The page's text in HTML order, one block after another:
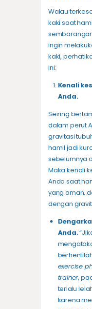
Walau
kaki saat
ingin
kaki,
ini:
Kenali
Anda.
Seiring
dalam perut
gravitasi
hamil jadi
sebelumnya
Maka kenali
Anda saat
yang aman,
dengan
Anda.
exercise
trainer,
terlalu
karena